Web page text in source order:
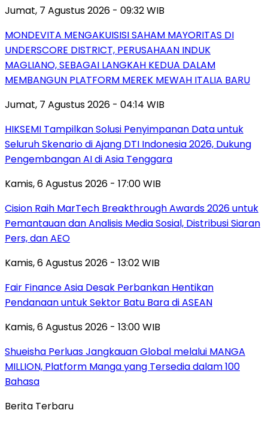
Jumat, 7 Agustus 2026 - 09:32 WIB
MONDEVITA MENGAKUISISI SAHAM MAYORITAS DI
UNDERSCORE DISTRICT, PERUSAHAAN INDUK
MAGLIANO, SEBAGAI LANGKAH KEDUA DALAM
MEMBANGUN PLATFORM MEREK MEWAH ITALIA BARU
Jumat, 7 Agustus 2026 - 04:14 WIB
HIKSEMI Tampilkan Solusi Penyimpanan Data untuk
Seluruh Skenario di Ajang DTI Indonesia 2026, Dukung
Pengembangan AI di Asia Tenggara
Kamis, 6 Agustus 2026 - 17:00 WIB
Cision Raih MarTech Breakthrough Awards 2026 untuk
Pemantauan dan Analisis Media Sosial, Distribusi Siaran
Pers, dan AEO
Kamis, 6 Agustus 2026 - 13:02 WIB
Fair Finance Asia Desak Perbankan Hentikan
Pendanaan untuk Sektor Batu Bara di ASEAN
Kamis, 6 Agustus 2026 - 13:00 WIB
Shueisha Perluas Jangkauan Global melalui MANGA
MILLION, Platform Manga yang Tersedia dalam 100
Bahasa
Berita Terbaru